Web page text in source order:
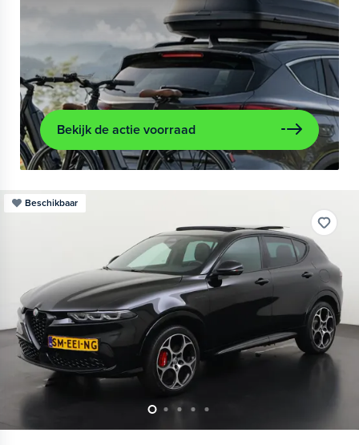
Bekijk de actie voorraad
Beschikbaar